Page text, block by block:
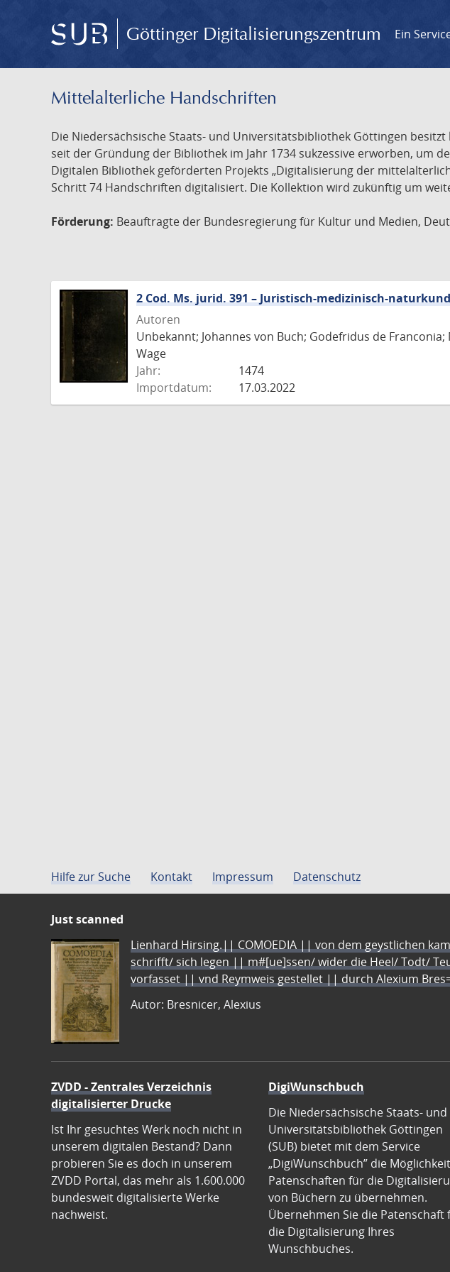
Göttinger Digitalisierungszentrum Ein
Mittelalterliche Handschriften
Die Niedersächsische Staats- und Universitätsbibliothek Göttingen
seit der Gründung der Bibliothek im Jahr 1734 sukzessive erworben, um
Digitalen Bibliothek geförderten Projekts „Digitalisierung der
Schritt 74 Handschriften digitalisiert. Die Kollektion wird zukünftig um
Förderung: Beauftragte der Bundesregierung für Kultur und Medien,
2 Cod. Ms. jurid. 391 – Juristisch-medizinisch-
Autoren
Unbekannt; Johannes von Buch; Godefridus de
Wage
Jahr:
1474
Importdatum:
17.03.2022
Hilfe zur Suche Kontakt Impressum Datenschutz
Just scanned
Lienhard Hirsing.|| COMOEDIA || von dem geystlichen
schrifft/ sich legen || m#[ue]ssen/ wider die Heel/ Todt/
vorfasset || vnd Reymweis gestellet || durch Alexium
Autor: Bresnicer, Alexius
ZVDD - Zentrales Verzeichnis
digitalisierter Drucke
Ist Ihr gesuchtes Werk noch nicht in
unserem digitalen Bestand? Dann
probieren Sie es doch in unserem
ZVDD Portal, das mehr als 1.600.000
bundesweit digitalisierte Werke
nachweist.
DigiWunschbuch
Die Niedersächsische Staats- und
Universitätsbibliothek Göttingen
(SUB) bietet mit dem Service
„DigiWunschbuch” die
Patenschaften für die
von Büchern zu übernehmen.
Übernehmen Sie die Patenschaft
die Digitalisierung Ihres
Wunschbuches.